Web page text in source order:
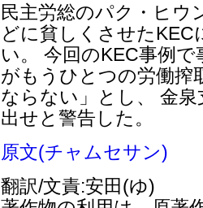
民主労総のパク・ヒウ
どに貧しくさせた
い。 今回のKEC事例
がもうひとつの労働搾
ならない」とし、 金
出せと警告した。
原文(チャムセサン)
翻訳/文責:安田(ゆ)